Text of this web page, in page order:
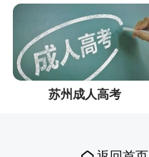
苏州成人高考